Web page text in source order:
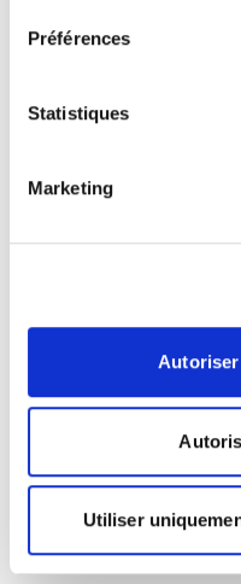
Préférences
Statistiques
Marketing
Utiliser